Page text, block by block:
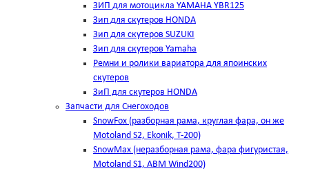
ЗИП для мотоцикла YAMAHA YBR125
Зип для скутеров HONDA
Зип для скутеров SUZUKI
Зип для скутеров Yamaha
Ремни и ролики вариатора для япоинских
скутеров
ЗиП для скутеров HONDA
Запчасти для Снегоходов
SnowFox (разборная рама, круглая фара, он же
Motoland S2, Ekonik, T-200)
SnowMax (неразборная рама, фара фигуристая,
Motoland S1, ABM Wind200)